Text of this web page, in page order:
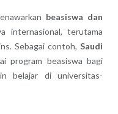
beasiswa dan
internasional, terutama
Sebagai contoh,Saudi
program beasiswa bagi
belajar di universitas-